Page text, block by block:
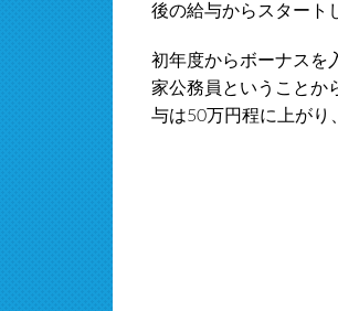
後の給与からスタート
初年度からボーナスを
家公務員ということか
与は50万円程に上がり